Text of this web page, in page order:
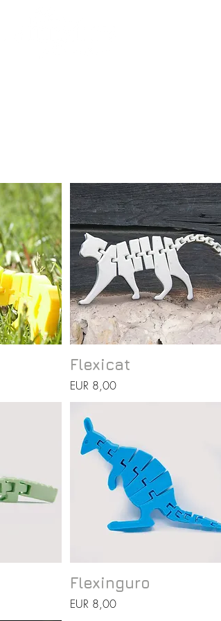
Vista rápida
Flexicat
Precio
EUR 8,00
Vista rápida
Flexinguro
Precio
EUR 8,00